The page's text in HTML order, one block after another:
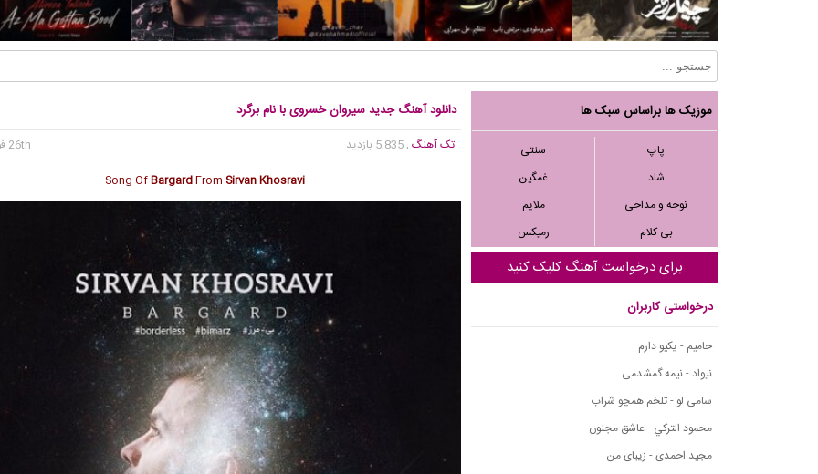
موزیک ها براساس سبک ها
پاپ
سنتی
شاد
غمگین
نوحه و مداحی
ملایم
بی کلام
رمیکس
برای درخواست آهنگ کلیک کنید
درخواستی کاربران
حامیم - یکیو دارم
نیواد - نیمه گمشدمی
سامی لو - تلخم همچو شراب
محمود التركي - عاشق مجنون
مجید احمدی - زیبای من
دانلود آهنگ جدید سیروان خسروی با نام برگرد
تک آهنگ, 5,835 بازدید
26th فوریه 2017
Song OfBargardFrom Sirvan Khosravi